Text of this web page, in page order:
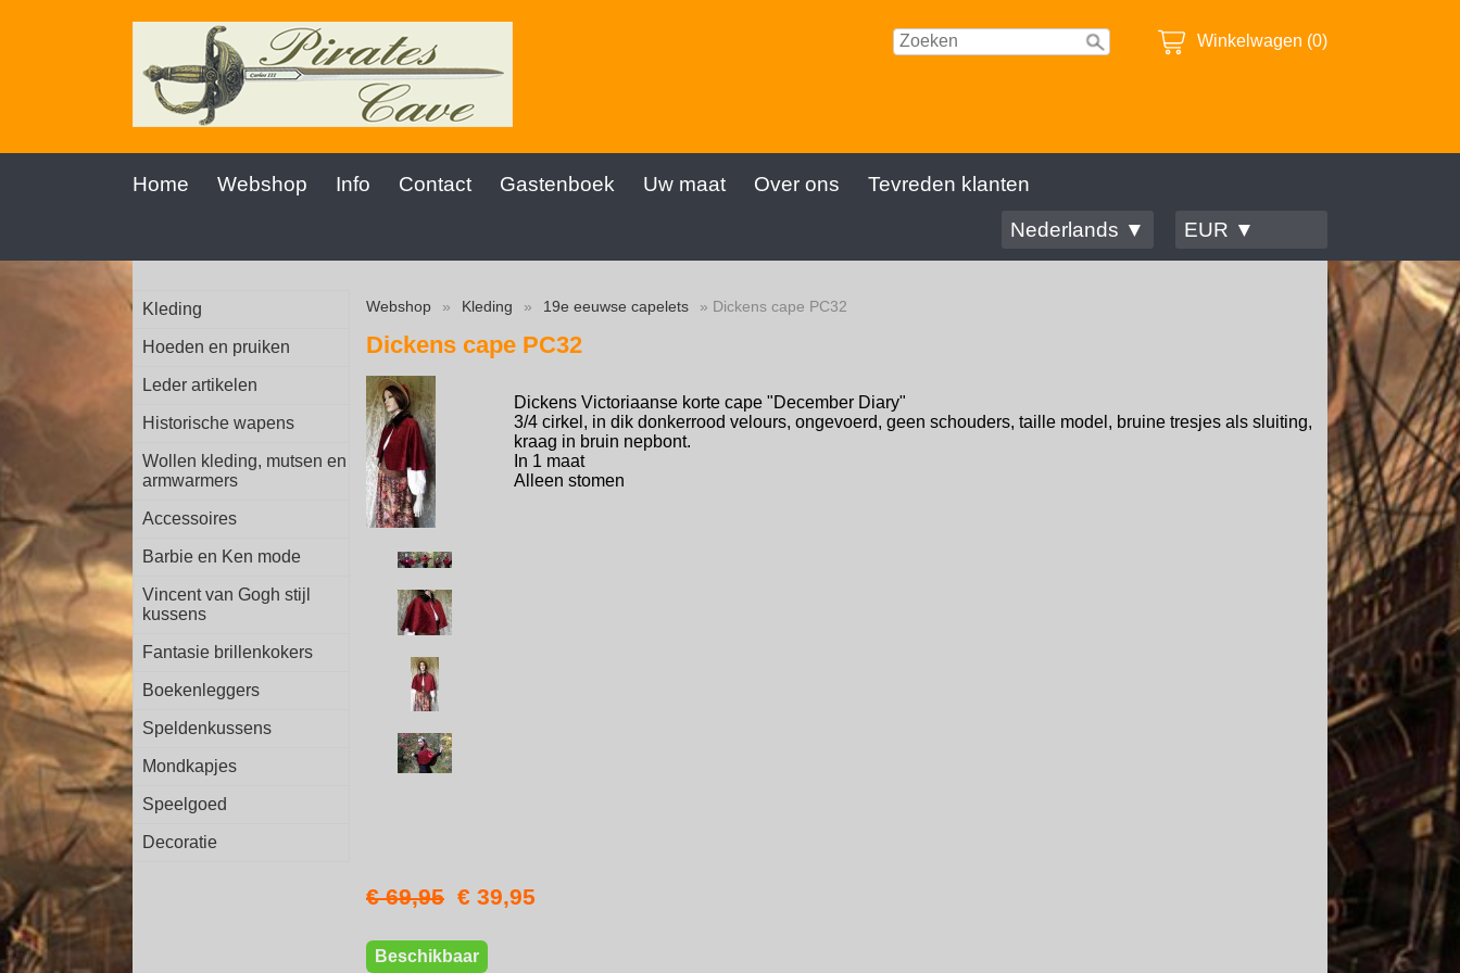
Winkelwagen (0)
Home Webshop Info Contact Gastenboek Uw maat Over ons
Tevreden klanten
Nederlands ▼
EUR ▼
Kleding
Hoeden en pruiken
Leder artikelen
Historische wapens
Wollen kleding, mutsen en
armwarmers
Accessoires
Barbie en Ken mode
Vincent van Gogh stijl
kussens
Fantasie brillenkokers
Boekenleggers
Speldenkussens
Mondkapjes
Speelgoed
Decoratie
Webshop » Kleding » 19e eeuwse capelets » Dickens cape PC32
Dickens cape PC32
Dickens Victoriaanse korte cape "December Diary"
3/4 cirkel, in dik donkerrood velours, ongevoerd, geen schouders, taille model, bruine tresjes als sluiting,
kraag in bruin nepbont.
In 1 maat
Alleen stomen
€ 69,95 € 39,95
Beschikbaar